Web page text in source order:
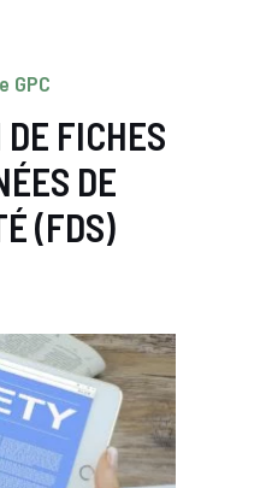
GPC
FICHES
DE
(FDS)